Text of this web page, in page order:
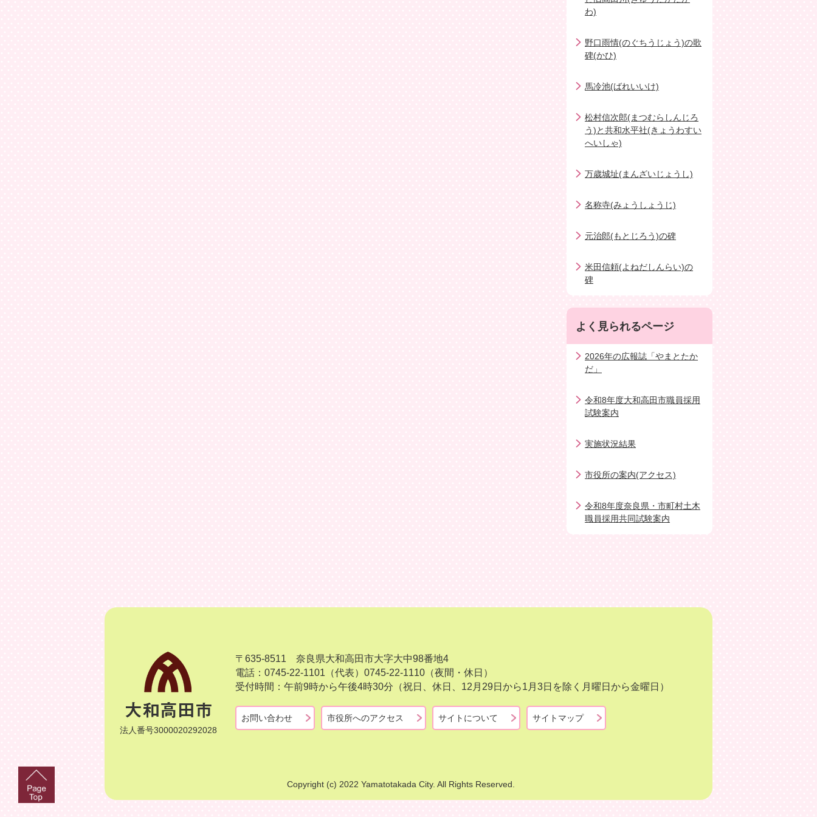
わ)
野口雨情(のぐちうじょう)の歌
碑(かひ)
馬冷池(ばれいいけ)
松村信次郎(まつむらしんじろ
う)と共和水平社(きょうわすい
へいしゃ)
万歳城址(まんざいじょうし)
名称寺(みょうしょうじ)
元治郎(もとじろう)の碑
米田信頼(よねだしんらい)の
碑
よく見られるページ
2026年の広報誌「やまとたか
だ」
令和8年度大和高田市職員採用
試験案内
実施状況結果
市役所の案内(アクセス)
令和8年度奈良県・市町村土木
職員採用共同試験案内
法人番号3000020292028
〒635-8511 奈良県大和高田市大字大中98番地4
電話：0745-22-1101（代表） 0745-22-1110（夜間・休日）
受付時間：午前9時から午後4時30分（祝日、休日、12月29日から1月3日を除く月曜日から金曜日）
お問い合わせ 市役所へのアクセス サイトについて サイトマップ
Copyright (c) 2022 Yamatotakada City. All Rights Reserved.